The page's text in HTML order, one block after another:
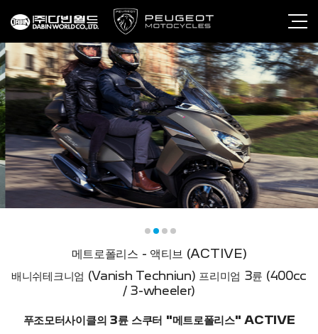
메트로폴리스 - 액티브 (ACTIVE)
배니쉬테크니엄 (Vanish Techniun) 프리미엄 3륜 (400cc
/ 3-wheeler)
푸조모터사이클의 3륜 스쿠터 "메트로폴리스" ACTIVE